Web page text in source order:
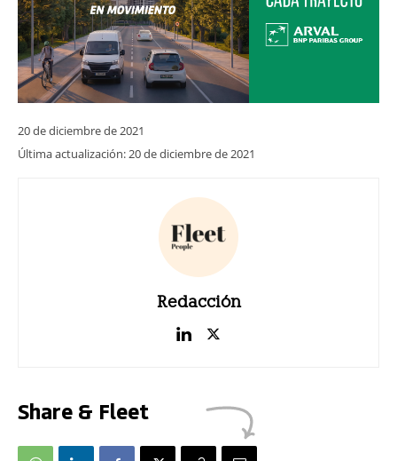
20 de diciembre de 2021
Última actualización:20 de diciembre de 2021
Redacción
Share & Fleet